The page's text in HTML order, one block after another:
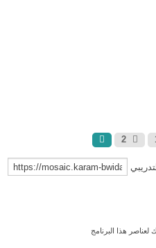
2
لعناصر هذا البرنامج